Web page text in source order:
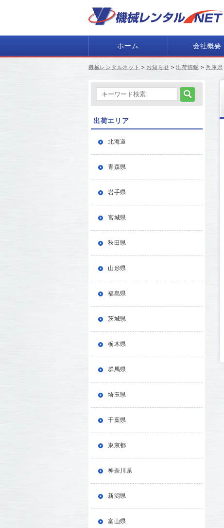
ホーム 会社概要
機械レンタルネット > お知らせ >出荷情報 >兵庫県
出荷エリア
北海道
青森県
岩手県
宮城県
秋田県
山形県
福島県
茨城県
栃木県
群馬県
埼玉県
千葉県
東京都
神奈川県
新潟県
富山県